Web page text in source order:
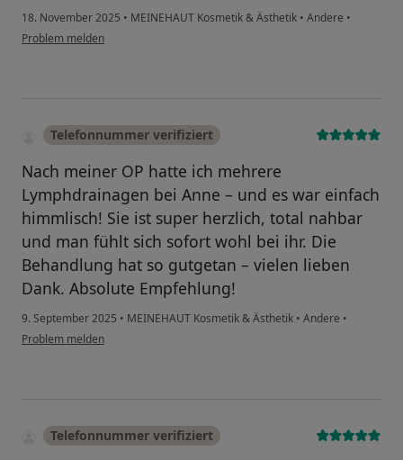
18. November 2025 • MEINEHAUT Kosmetik & Ästhetik • Andere •
Problem melden
Telefonnummer verifiziert
Nach meiner OP hatte ich mehrere
Lymphdrainagen bei Anne – und es war einfach
himmlisch! Sie ist super herzlich, total nahbar
und man fühlt sich sofort wohl bei ihr. Die
Behandlung hat so gutgetan – vielen lieben
Dank. Absolute Empfehlung!
9. September 2025 • MEINEHAUT Kosmetik & Ästhetik • Andere •
Problem melden
Telefonnummer verifiziert